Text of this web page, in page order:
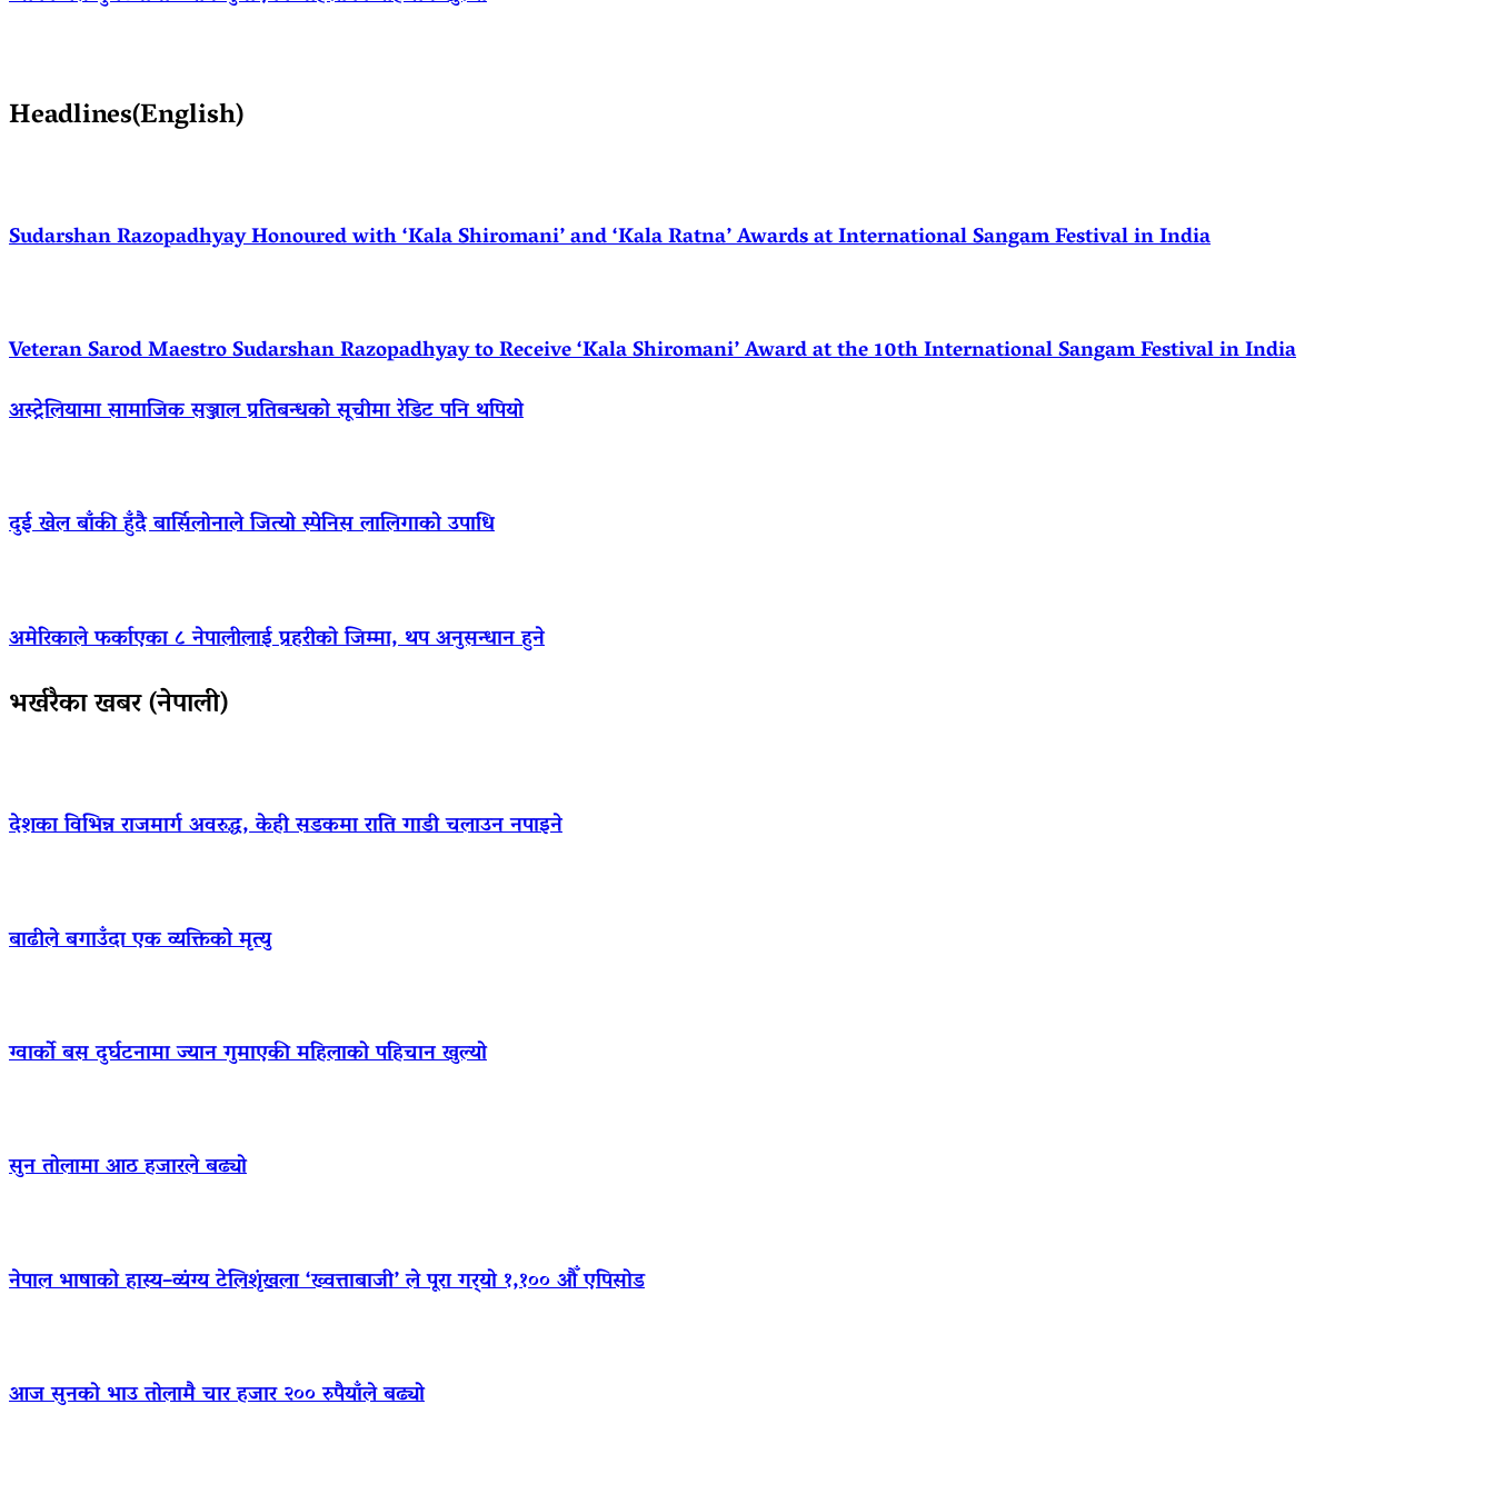
Headlines(English)
Sudarshan Razopadhyay Honoured with ‘Kala Shiromani’ and ‘Kala Ratna’ Awards at International Sangam Festival in India
Veteran Sarod Maestro Sudarshan Razopadhyay to Receive ‘Kala Shiromani’ Award at the 10th International Sangam Festival in India
अस्ट्रेलियामा सामाजिक सञ्जाल प्रतिबन्धको सूचीमा रेडिट पनि थपियो
दुई खेल बाँकी हुँदै बार्सिलोनाले जित्यो स्पेनिस लालिगाको उपाधि
अमेरिकाले फर्काएका ८ नेपालीलाई प्रहरीको जिम्मा, थप अनुसन्धान हुने
भर्खरैका खबर (नेपाली)
देशका विभिन्न राजमार्ग अवरुद्ध, केही सडकमा राति गाडी चलाउन नपाइने
बाढीले बगाउँदा एक व्यक्तिको मृत्यु
ग्वार्को बस दुर्घटनामा ज्यान गुमाएकी महिलाको पहिचान खुल्यो
सुन तोलामा आठ हजारले बढ्यो
नेपाल भाषाको हास्य–व्यंग्य टेलिशृंखला ‘ख्वत्ताबाजी’ ले पूरा गर्‍यो १,१०० औँ एपिसोड
आज सुनको भाउ तोलामै चार हजार २०० रुपैयाँले बढ्यो